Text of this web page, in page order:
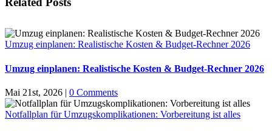
Umzug einplanen: Realistische Kosten & Budget-Rechner 2026
Umzug einplanen: Realistische Kosten & Budget-Rechner 2026
Mai 21st, 2026 | 0 Comments
Notfallplan für Umzugskomplikationen: Vorbereitung ist alles